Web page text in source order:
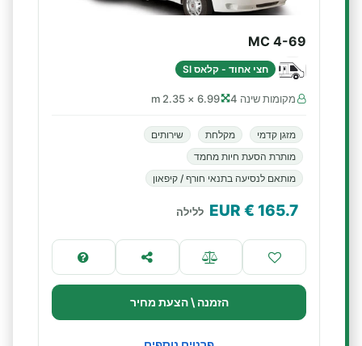
MC 4-69
חצי אחוד - קלאס SI
מקומות שינה 4 6.99 × 2.35 m
מזגן קדמי מקלחת
שירותים
מותרת הסעת חיות מחמד
מותאם לנסיעה בתנאי חורף / קיפאון
165.7
€ EUR ללילה
הזמנה \ הצעת מחיר